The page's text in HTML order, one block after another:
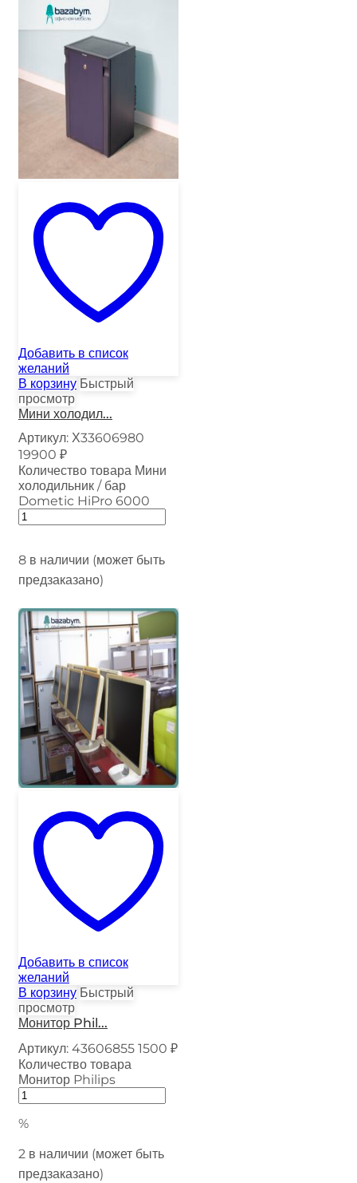
Добавить в список
желаний
В корзину Быстрый
просмотр
Мини холодил...
Артикул: Х33606980
19900 ₽
Количество товара Мини
холодильник / бар
Dometic HiPro 6000
8 в наличии (может быть
предзаказано)
Добавить в список
желаний
В корзину Быстрый
просмотр
Монитор Phil...
Артикул: 43606855 1500 ₽
Количество товара
Монитор Philips
%
2 в наличии (может быть
предзаказано)